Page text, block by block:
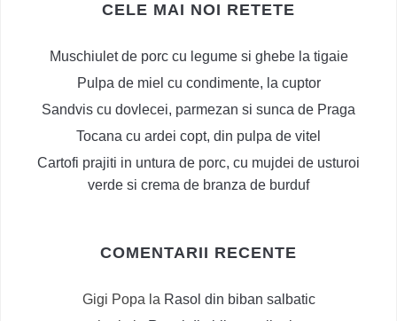
CELE MAI NOI RETETE
Muschiulet de porc cu legume si ghebe la tigaie
Pulpa de miel cu condimente, la cuptor
Sandvis cu dovlecei, parmezan si sunca de Praga
Tocana cu ardei copt, din pulpa de vitel
Cartofi prajiti in untura de porc, cu mujdei de usturoi
verde si crema de branza de burduf
COMENTARII RECENTE
Gigi Popa la Rasol din biban salbatic